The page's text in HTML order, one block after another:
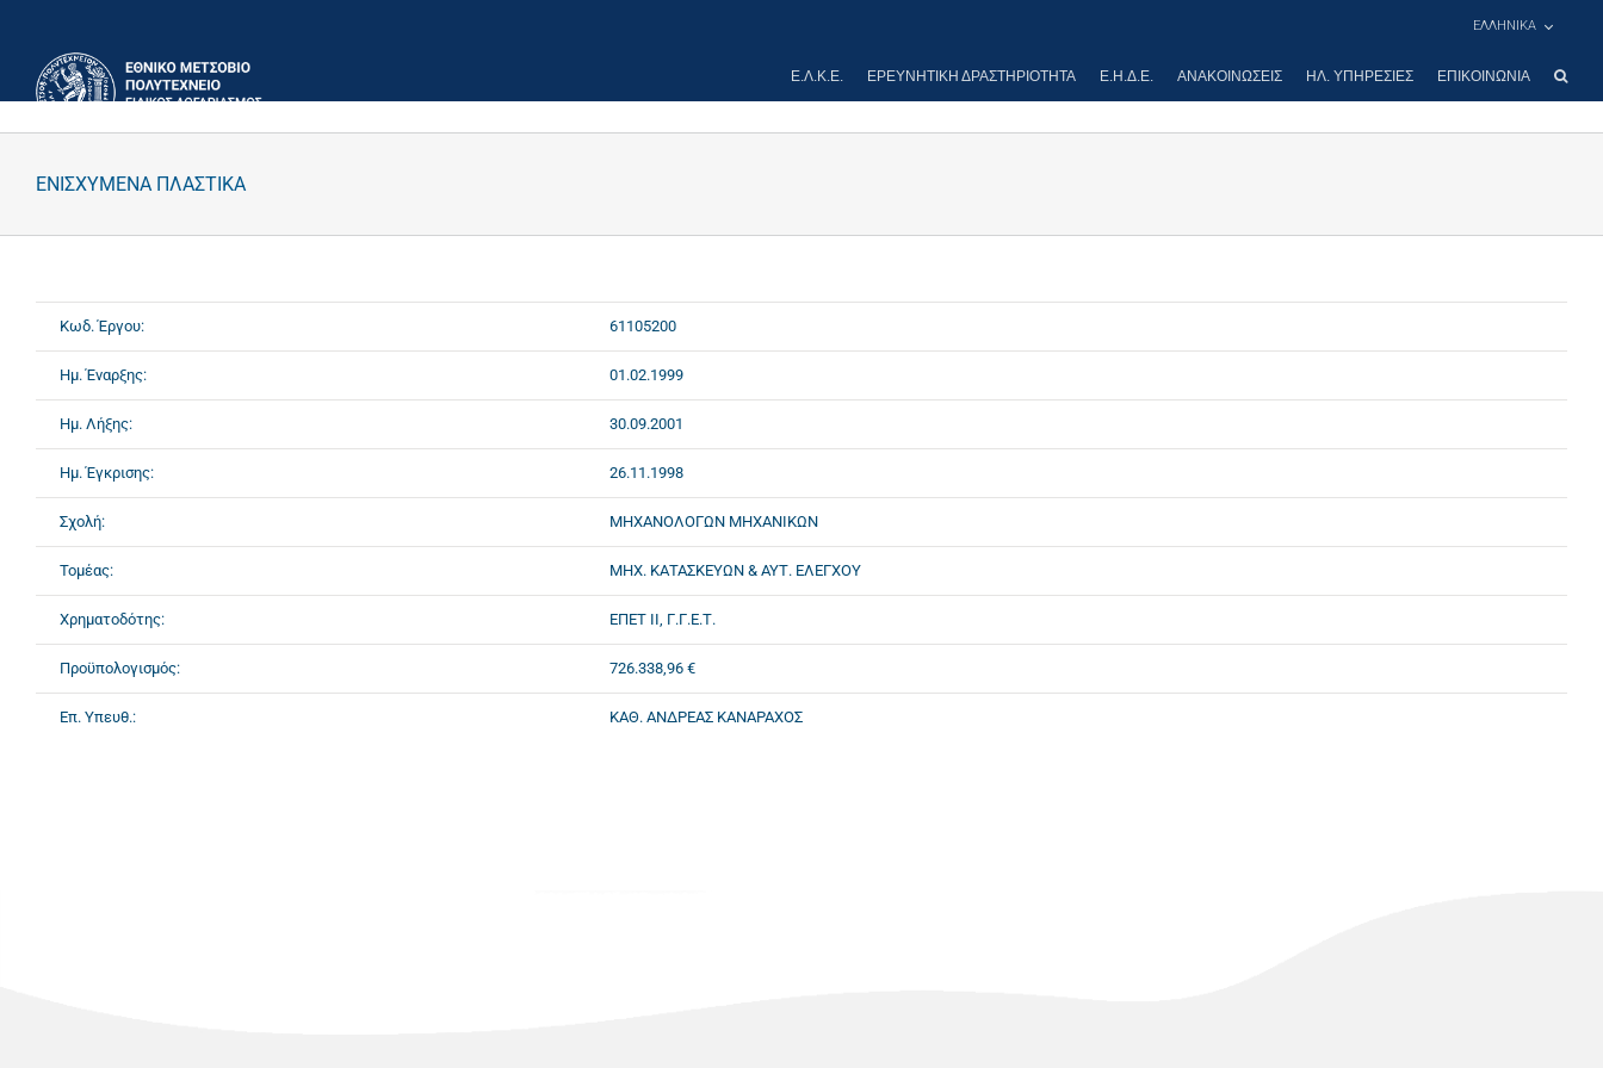
περιεχόμενο
ΕΛΛΗΝΙΚΑ
Ε.Λ.Κ.Ε. ΕΡΕΥΝΗΤΙΚΉ ΔΡΑΣΤΗΡΙΌΤΗΤΑ Ε.Η.Δ.Ε. ΑΝΑΚΟΙΝΏΣΕΙΣ ΗΛ. ΥΠΗΡΕΣΊΕΣ ΕΠΙΚΟΙΝΩΝΊΑ
ΕΝΙΣΧΥΜΕΝΑ ΠΛΑΣΤΙΚΑ
Κωδ. Έργου: 61105200
Ημ. Έναρξης: 01.02.1999
Ημ. Λήξης: 30.09.2001
Ημ. Έγκρισης: 26.11.1998
Σχολή: ΜΗΧΑΝΟΛΟΓΩΝ ΜΗΧΑΝΙΚΩΝ
Τομέας: ΜΗΧ. ΚΑΤΑΣΚΕΥΩΝ & ΑΥΤ. ΕΛΕΓΧΟΥ
Χρηματοδότης: ΕΠΕΤ ΙΙ, Γ.Γ.Ε.Τ.
Προϋπολογισμός: 726.338,96 €
Επ. Υπευθ.: ΚΑΘ. ΑΝΔΡΕΑΣ ΚΑΝΑΡΑΧΟΣ